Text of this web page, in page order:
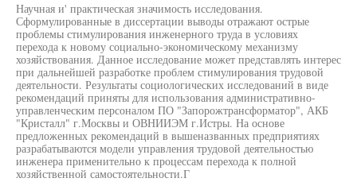
Научная и' практическая значимость исследования.
Сформулированные в диссертации выводы отражают острые
проблемы стимулирования инженерного труда в условиях
перехода к новому социально-экономическому механизму
хозяйствования. Данное исследование может представлять интерес
при дальнейшей разработке проблем стимулирования трудовой
деятельности. Результаты социологических исследований в виде
рекомендаций приняты для использования административно-
управленческим персоналом ПО "Запорожтрансформатор", АКБ
"Кристалл" г.Москвы и ОВНИИЭМ г.Истры. На основе
предложенных рекомендаций в вышеназванных предприятиях
разрабатываются модели управления трудовой деятельностью
инженера применительно к процессам перехода к полной
хозяйственной самостоятельности.Г